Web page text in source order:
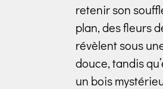
retenir son
plan, des fleurs
révèlent sous
douce, tandis
un bois